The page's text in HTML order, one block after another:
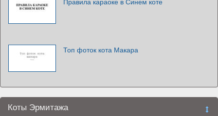
Топ фоток кота Макара
Коты Эрмитажа